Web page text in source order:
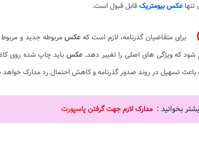
تنهاعکس بیومتریکقابل قبول است.
برای متقاضیان گذرنامه، لازم است کهعکسمربوطه جدید و
شود که ویژگی های اصلی را تغییر دهد.عکس باید چاپ شده روی
باعث تسهیل در روند صدور گذرنامه و کاهش احتمال رد مدارک
بخوانید : مدارک لازم جهت گرفتن پاسپورت